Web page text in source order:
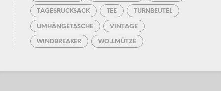
TAGESRUCKSACK TEE TURNBEUTEL
UMHÄNGETASCHE VINTAGE
WINDBREAKER WOLLMÜTZE